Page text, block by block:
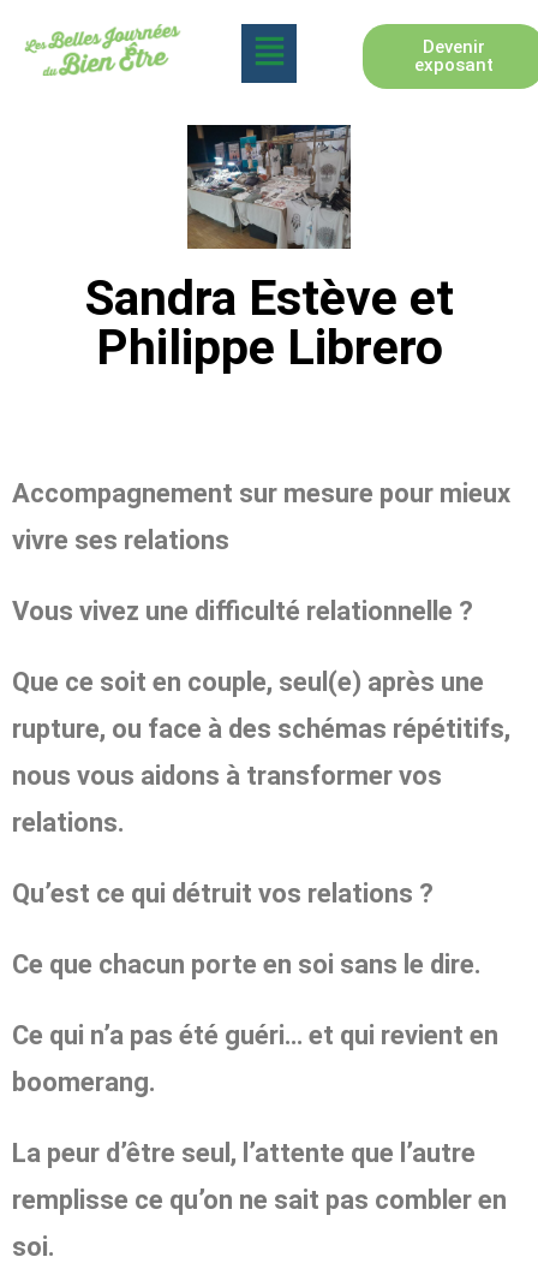
Devenir
exposant
Sandra Estève et
Philippe Librero
Accompagnement sur mesure pour mieux
vivre ses relations
Vous vivez une difficulté relationnelle ?
Que ce soit en couple, seul(e) après une
rupture, ou face à des schémas répétitifs,
nous vous aidons à transformer vos
relations.
Qu’est ce qui détruit vos relations ?
Ce que chacun porte en soi sans le dire.
Ce qui n’a pas été guéri… et qui revient en
boomerang.
La peur d’être seul, l’attente que l’autre
remplisse ce qu’on ne sait pas combler en
soi.